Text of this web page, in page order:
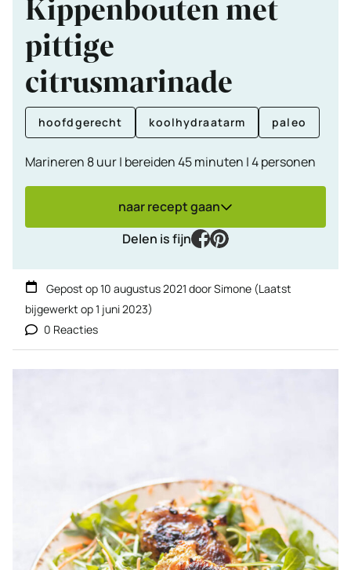
Kippenbouten met
pittige
citrusmarinade
hoofdgerecht koolhydraatarm paleo
Marineren 8 uur | bereiden 45 minuten | 4 personen
naar recept gaan
Delen is fijn
facebook
pinterest
Gepost op10 augustus 2021 doorSimone (Laatst
bijgewerkt op1 juni 2023)
0 Reacties